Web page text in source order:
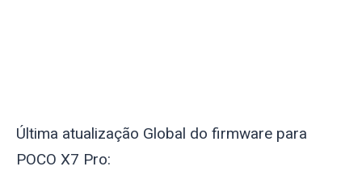
Última atualização Global do firmware para
POCO X7 Pro: